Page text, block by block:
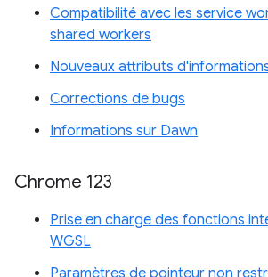
Compatibilité avec les service
shared workers
Nouveaux attributs
Corrections de bugs
Informations sur Dawn
Chrome 123
Prise en charge des fonctions
WGSL
Paramètres de pointeur non